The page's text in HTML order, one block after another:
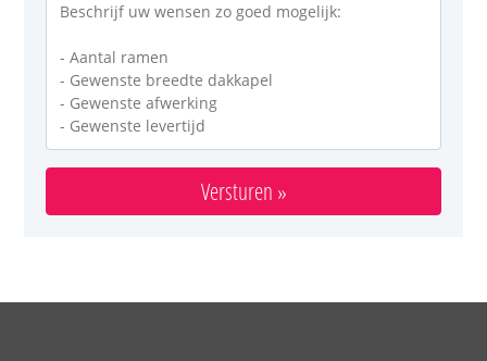
Versturen »